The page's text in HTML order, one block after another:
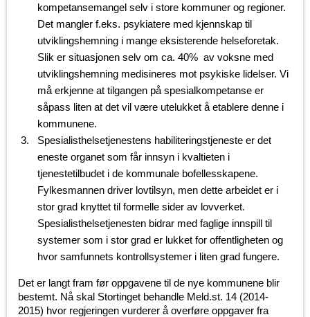
kompetansemangel selv i store kommuner og regioner.
Det mangler f.eks. psykiatere med kjennskap til
utviklingshemning i mange eksisterende helseforetak.
Slik er situasjonen selv om ca. 40% av voksne med
utviklingshemning medisineres mot psykiske lidelser. Vi
må erkjenne at tilgangen på spesialkompetanse er
såpass liten at det vil være utelukket å etablere denne i
kommunene.
Spesialisthelsetjenestens habiliteringstjeneste er det
eneste organet som får innsyn i kvaltieten i
tjenestetilbudet i de kommunale bofellesskapene.
Fylkesmannen driver lovtilsyn, men dette arbeidet er i
stor grad knyttet til formelle sider av lovverket.
Spesialisthelsetjenesten bidrar med faglige innspill til
systemer som i stor grad er lukket for offentligheten og
hvor samfunnets kontrollsystemer i liten grad fungere.
Det er langt fram før oppgavene til de nye kommunene blir
bestemt. Nå skal Stortinget behandle Meld.st. 14 (2014-
2015) hvor regjeringen vurderer å overføre oppgaver fra